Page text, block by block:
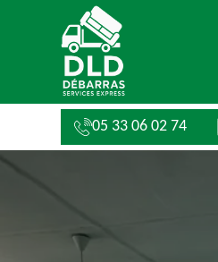
05 33 06 02 74